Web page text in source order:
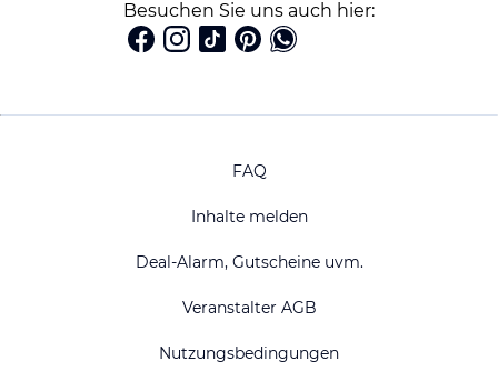
Besuchen Sie uns auch hier:
FAQ
Inhalte melden
Deal-Alarm, Gutscheine uvm.
Veranstalter AGB
Nutzungsbedingungen